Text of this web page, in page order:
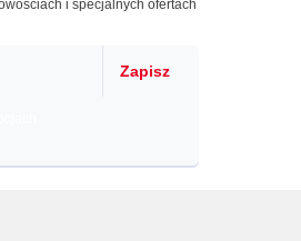
i specjalnych ofertach
Zapisz